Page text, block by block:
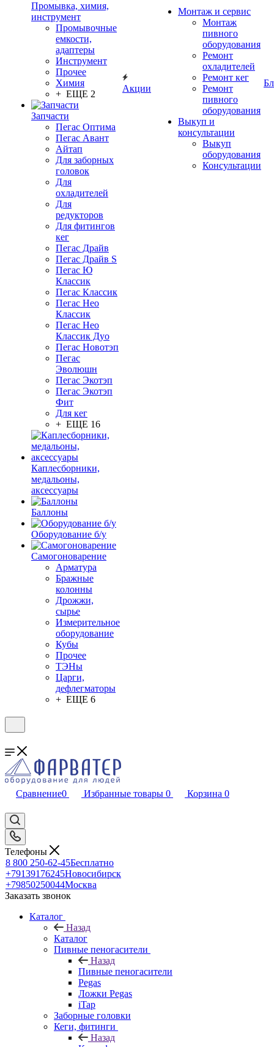
Промывка, химия,
инструмент
Промывочные
емкости,
адаптеры
Инструмент
Прочее
Химия
+ ЕЩЕ 2
Запчасти
Пегас Оптима
Пегас Авант
Айтап
Для заборных
головок
Для
охладителей
Для
редукторов
Для фитингов
кег
Пегас Драйв
Пегас Драйв S
Пегас Ю
Классик
Пегас Классик
Пегас Нео
Классик
Пегас Нео
Классик Дуо
Пегас Новотэп
Пегас
Эволюшн
Пегас Экотэп
Пегас Экотэп
Фит
Для кег
+ ЕЩЕ 16
Каплесборники,
медальоны,
аксессуары
Баллоны
Оборудование б/у
Самогоноварение
Арматура
Бражные
колонны
Дрожжи,
сырье
Измерительное
оборудование
Кубы
Прочее
ТЭНы
Царги,
дефлегматоры
+ ЕЩЕ 6
Акции
Монтаж и сервис
Монтаж
пивного
оборудования
Ремонт
охладителей
Ремонт кег
Ремонт
пивного
оборудования
Выкуп и
консультации
Выкуп
оборудования
Консультации
Сравнение0 Избранные товары 0 Корзина 0
Телефоны
8 800 250-62-45Бесплатно
+79139176245Новосибирск
+79850250044Москва
Заказать звонок
Каталог
Назад
Каталог
Пивные пеногасители
Назад
Пивные пеногасители
Pegas
Ложки Pegas
iTap
Заборные головки
Кеги, фитинги
Назад